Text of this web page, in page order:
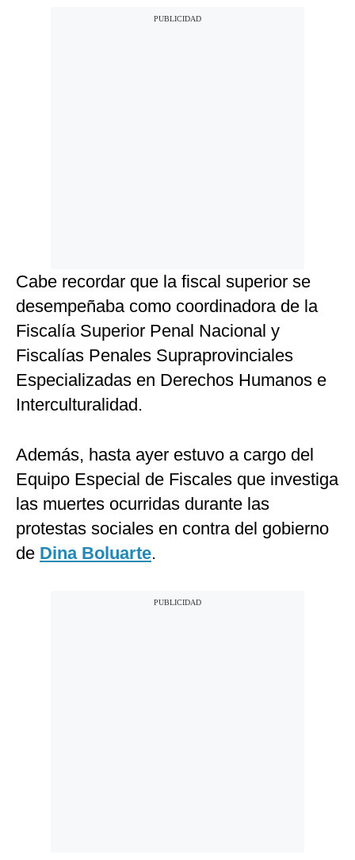
Cabe recordar que la fiscal superior se
desempeñaba como coordinadora de la
Fiscalía Superior Penal Nacional y
Fiscalías Penales Supraprovinciales
Especializadas en Derechos Humanos e
Interculturalidad.
Además, hasta ayer estuvo a cargo del
Equipo Especial de Fiscales que investiga
las muertes ocurridas durante las
protestas sociales en contra del gobierno
de Dina Boluarte.